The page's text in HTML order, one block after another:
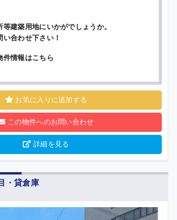
建築用地にいかがでしょうか。
合わせ下さい！
件情報はこちら
お気に入りに追加する
この物件へのお問い合わせ
詳細を見る
・貸倉庫